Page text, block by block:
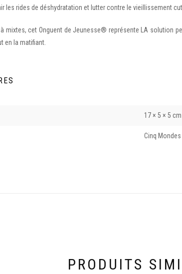
les rides de déshydratation et lutter contre le vieillissement
mixtes, cet Onguent de Jeunesse® représente LA solution
en la matifiant.
17 × 5 × 5 cm
Cinq Mondes
PRODUITS